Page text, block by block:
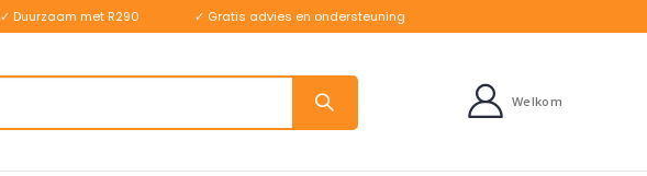
✓ Duurzaam met R290 ✓ Gratis advies en ondersteuning
Welkom